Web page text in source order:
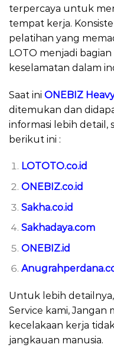
terpercaya untuk
tempat kerja.
pelatihan yang
LOTO menjadi
keselamatan dalam
Saat ini ONEBIZ
ditemukan dan
informasi lebih detail,
berikut ini :
LOTOTO.co.id
ONEBIZ.co.id
Sakha.co.id
Sakhadaya.com
ONEBIZ.id
Untuk lebih
Service kami,
kecelakaan kerja
jangkauan manusia.